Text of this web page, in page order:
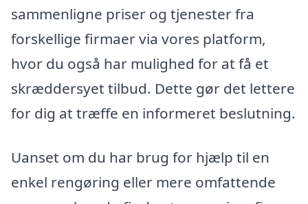
sammenligne priser og tjenester fra
forskellige firmaer via vores platform,
hvor du også har mulighed for at få et
skræddersyet tilbud. Dette gør det lettere
for dig at træffe en informeret beslutning.
Uanset om du har brug for hjælp til en
enkel rengøring eller mere omfattende